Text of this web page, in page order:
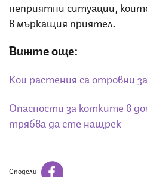
неприятни ситуации,
в мъркащия приятел.
Вижте още:
Кои растения са отровни
Опасности за котките в
трябва да сте нащрек
Сподели